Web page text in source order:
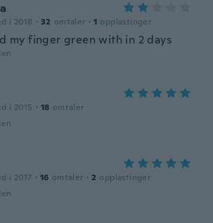
i 2018 · 32 omtaler · 1 opplastinger
my finger green with in 2 days
i 2015 · 18 omtaler
i 2017 · 16 omtaler · 2 opplastinger